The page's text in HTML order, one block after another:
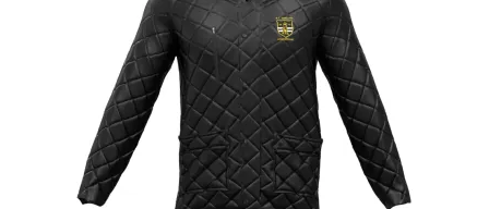
kan
gekozen
worden
op
de
productpagina